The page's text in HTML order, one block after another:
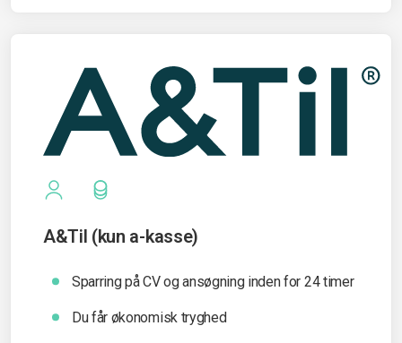
A&Til (kun a-kasse)
Sparring på CV og ansøgning inden for 24 timer
Du får økonomisk tryghed